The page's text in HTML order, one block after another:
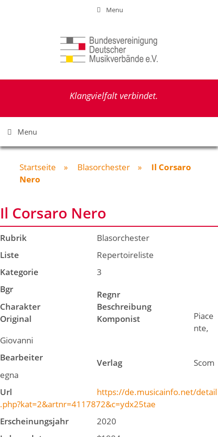
Menu
Klangvielfalt verbindet.
Menu
Startseite » Blasorchester » Il Corsaro
Nero
Il Corsaro Nero
Rubrik
Blasorchester
Liste
Repertoireliste
Kategorie
3
Bgr
Regnr
Charakter
Beschreibung
Original
Komponist
Piace
nte,
Giovanni
Bearbeiter
Verlag
Scom
egna
Url
https://de.musicainfo.net/detail
.php?kat=2&artnr=4117872&c=ydx25tae
Erscheinungsjahr
2020